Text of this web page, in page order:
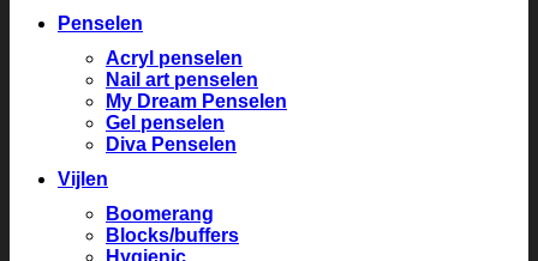
Penselen
Acryl penselen
Nail art penselen
My Dream Penselen
Gel penselen
Diva Penselen
Vijlen
Boomerang
Blocks/buffers
Hygienic